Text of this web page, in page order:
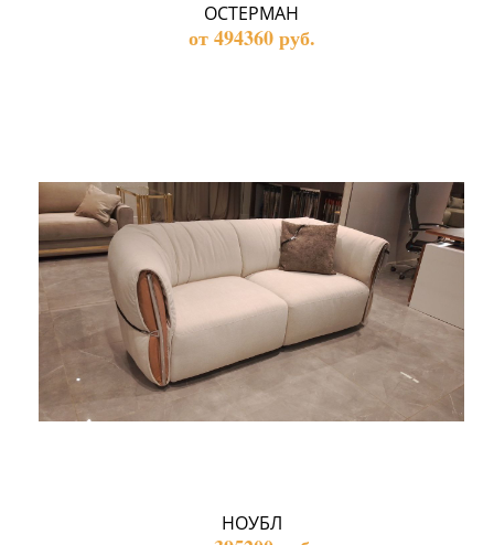
ОСТЕРМАН
от 494360 руб.
НОУБЛ